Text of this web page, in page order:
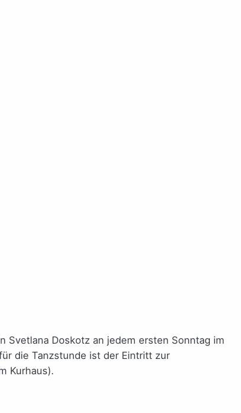
Svetlana Doskotz an jedem ersten Sonntag im
die Tanzstunde ist der Eintritt zur
Kurhaus).